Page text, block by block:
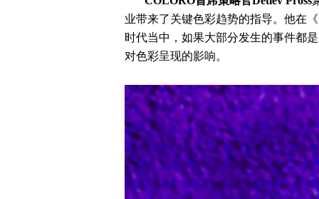
业带来了关键色彩趋势的指导。他在
时代当中，如果大部分发生的事件都
对色彩呈现的影响。